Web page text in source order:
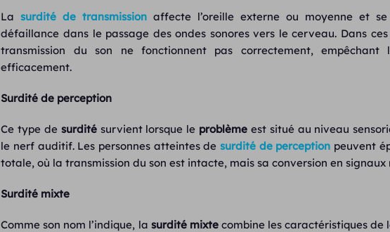
Lasurdité de transmission affecte l’oreille externe ou moyenne et
défaillance dans le passage des ondes sonores vers le cerveau. Dans
transmission du son ne fonctionnent pas correctement, empêchant
efficacement.
Surdité de perception
Ce type de surdité survient lorsque le problème est situé au niveau
le nerf auditif. Les personnes atteintes desurdité de perception peuvent
totale, où la transmission du son est intacte, mais sa conversion en
Surdité mixte
Comme son nom l’indique, la surdité mixtecombine les caractéristiques de